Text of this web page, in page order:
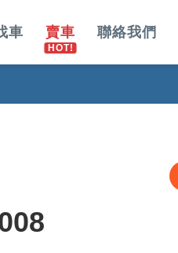
車 賣車 聯絡我們